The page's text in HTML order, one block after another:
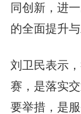
同创新，进
的全面提升与
刘卫民表示
赛，是落实
要举措，是